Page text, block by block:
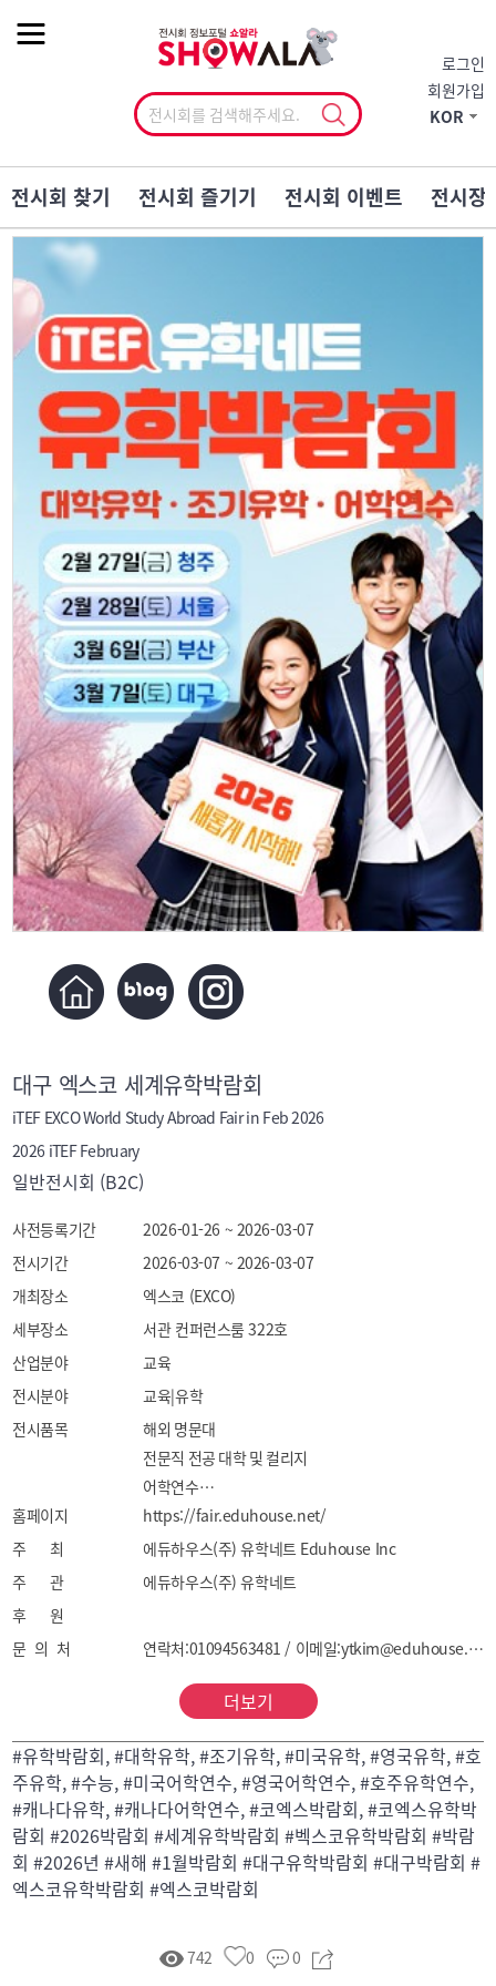
로그인
회원가입
KOR
전시회 찾기 전시회 즐기기 전시회 이벤트 전시장
대구 엑스코 세계유학박람회
iTEF EXCO World Study Abroad Fair in Feb 2026
2026 iTEF February
일반전시회 (B2C)
사전등록기간
2026-01-26 ~ 2026-03-07
전시기간
2026-03-07 ~ 2026-03-07
개최장소
엑스코 (EXCO)
세부장소
서관 컨퍼런스룸 322호
산업분야
교육
전시분야
교육|유학
전시품목
해외 명문대
전문직 전공 대학 및 컬리지
어학연수
초·중·고 조기유학
주니어 캠프 | 가족동반캠프
홈페이지
https://fair.eduhouse.net/
주 최
에듀하우스(주) 유학네트 Eduhouse Inc
주 관
에듀하우스(주) 유학네트
후 원
문 의 처
연락처:01094563481 / 이메일:ytkim@eduhouse.net
더보기
#유학박람회, #대학유학, #조기유학, #미국유학, #영국유학, #호
주유학, #수능, #미국어학연수, #영국어학연수, #호주유학연수,
#캐나다유학, #캐나다어학연수, #코엑스박람회, #코엑스유학박
람회 #2026박람회 #세계유학박람회 #벡스코유학박람회 #박람
회 #2026년 #새해 #1월박람회 #대구유학박람회 #대구박람회 #
엑스코유학박람회 #엑스코박람회
742 0 0